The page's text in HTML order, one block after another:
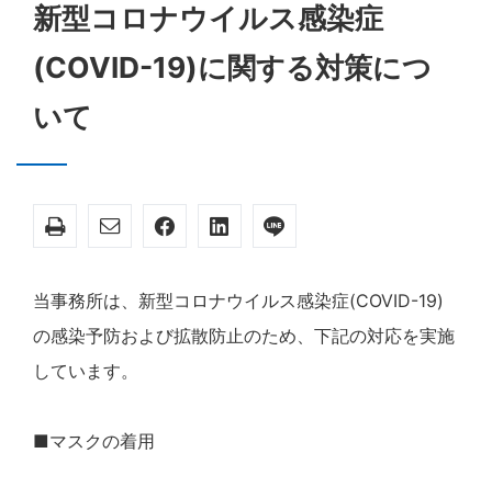
新型コロナウイルス感染症
(COVID-19)に関する対策につ
いて
当事務所は、新型コロナウイルス感染症(COVID-19)
の感染予防および拡散防止のため、下記の対応を実施
しています。
■マスクの着用